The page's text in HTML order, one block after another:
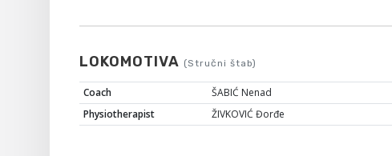
LOKOMOTIVA (Stručni štab)
Coach
ŠABIĆ Nenad
Physiotherapist
ŽIVKOVIĆ Đorđe